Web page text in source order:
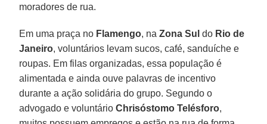
moradores de rua.
Em uma praça no Flamengo, naZona Sul do Rio de
Janeiro, voluntários levam sucos, café, sanduíche e
roupas. Em filas organizadas, essa população é
alimentada e ainda ouve palavras de incentivo
durante a ação solidária do grupo. Segundo o
advogado e voluntárioChrisóstomo Telésforo,